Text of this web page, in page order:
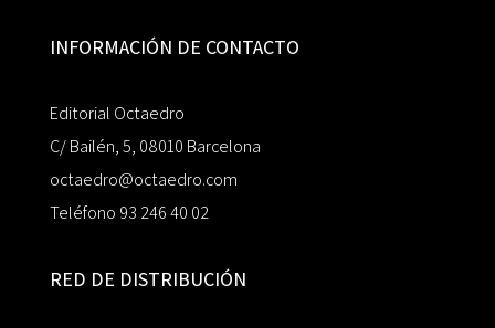
INFORMACIÓN DE CONTACTO
Editorial Octaedro
C/ Bailén, 5, 08010 Barcelona
octaedro@octaedro.com
Teléfono 93 246 40 02
RED DE DISTRIBUCIÓN